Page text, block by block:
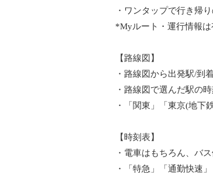
・ワンタップで行き帰
*Myルート・運行情報は
【路線図】
・路線図から出発駅/到
・路線図で選んだ駅の
・「関東」「東京(地下
【時刻表】
・電車はもちろん、バ
・「特急」「通勤快速